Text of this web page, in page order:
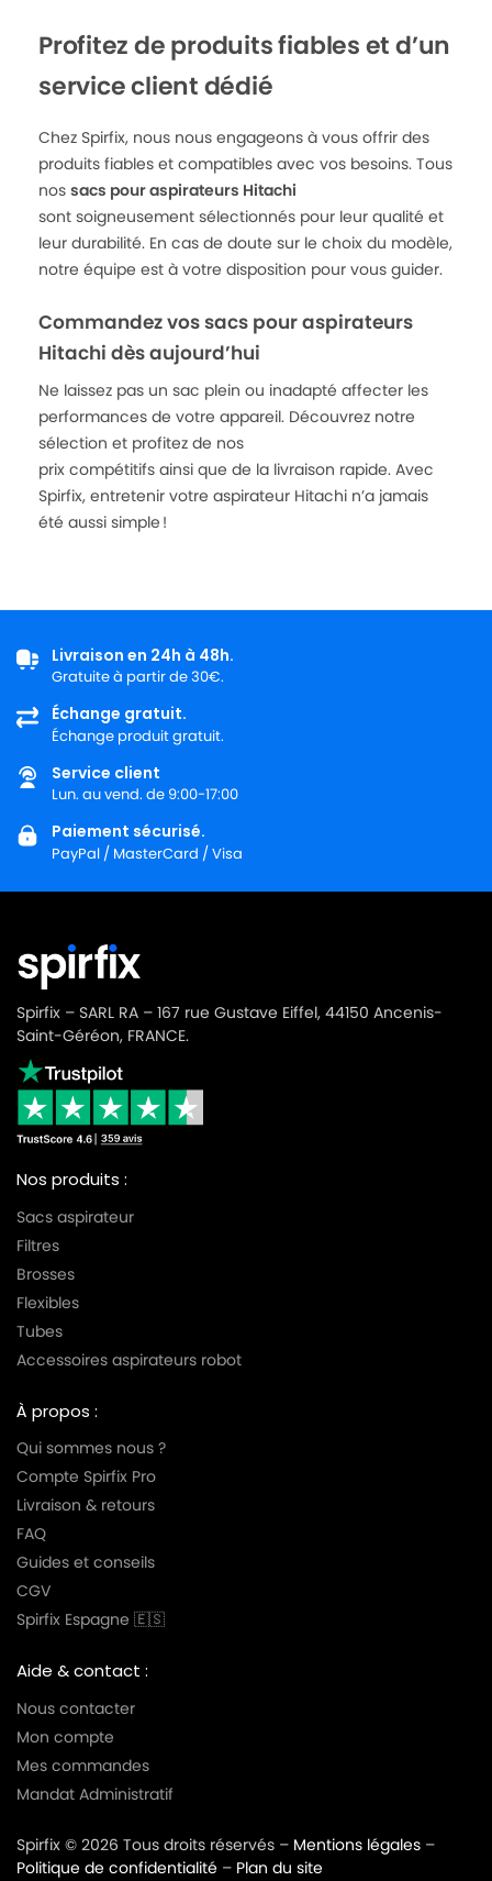
Profitez de produits fiables et d’un
service client dédié
Chez Spirfix, nous nous engageons à vous offrir des
produits fiables et compatibles avec vos besoins. Tous
nos sacs pour aspirateurs Hitachi
sont soigneusement sélectionnés pour leur qualité et
leur durabilité. En cas de doute sur le choix du modèle,
notre équipe est à votre disposition pour vous guider.
Commandez vos sacs pour aspirateurs
Hitachi dès aujourd’hui
Ne laissez pas un sac plein ou inadapté affecter les
performances de votre appareil. Découvrez notre
sélection et profitez de nos
prix compétitifs ainsi que de la livraison rapide. Avec
Spirfix, entretenir votre aspirateur Hitachi n’a jamais
été aussi simple !
Livraison en 24h à 48h.
Gratuite à partir de 30€.
Échange gratuit.
Échange produit gratuit.
Service client
Lun. au vend. de 9:00-17:00
Paiement sécurisé.
PayPal / MasterCard / Visa
Spirfix – SARL RA – 167 rue Gustave Eiffel, 44150 Ancenis-
Saint-Géréon, FRANCE.
Nos produits :
Sacs aspirateur
Filtres
Brosses
Flexibles
Tubes
Accessoires aspirateurs robot
À propos :
Qui sommes nous ?
Compte Spirfix Pro
Livraison & retours
FAQ
Guides et conseils
CGV
Spirfix Espagne 🇪🇸
Aide & contact :
Nous contacter
Mon compte
Mes commandes
Mandat Administratif
Spirfix © 2026 Tous droits réservés – Mentions légales –
Politique de confidentialité – Plan du site